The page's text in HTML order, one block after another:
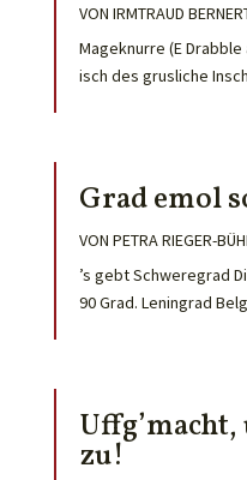
VON IRMTRAUD
Mageknurre (E
isch des grusliche
Grad emol
VON PETRA RIEGER-
’s gebt Schweregrad
90 Grad. Leningrad
zu!